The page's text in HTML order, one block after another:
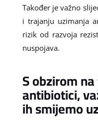
Također je važno
i trajanju uzimanja
rizik od razvoja
nuspojava.
S obzirom
antibiotici,
ih smijemo